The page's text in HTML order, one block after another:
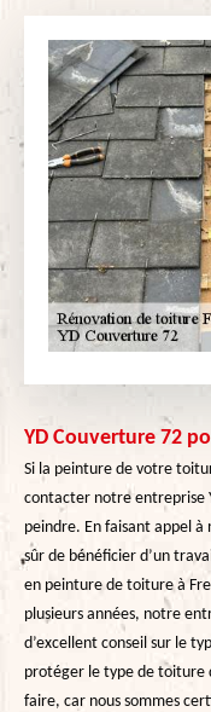
YD Couverture 72
Si la peinture de votre
contacter notre entreprise
peindre. En faisant appel
sûr de bénéficier d’un
en peinture de toiture à
plusieurs années, notre
d’excellent conseil sur le
protéger le type de toiture
faire, car nous sommes